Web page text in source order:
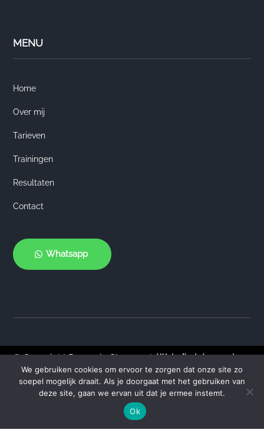
MENU
Home
Over mij
Tarieven
Trainingen
Resultaten
Contact
Whatsapp
© Copyright Dynamic Changes |Website laten maken
door Flexamedia
Privacyklaring

Whatsapp
We gebruiken cookies om ervoor te zorgen dat onze site zo
soepel mogelijk draait. Als je doorgaat met het gebruiken van
deze site, gaan we ervan uit dat je ermee instemt.
Ok